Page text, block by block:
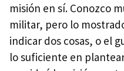
misión en sí. Conozco
militar, pero lo
indicar dos cosas, o el
lo suficiente en